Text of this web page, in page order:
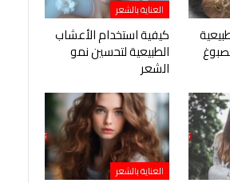
العناية بالشعر
كيفية استخدام الأعشاب
الطبيعية لتحسين نمو
الشعر
العناية بالشعر